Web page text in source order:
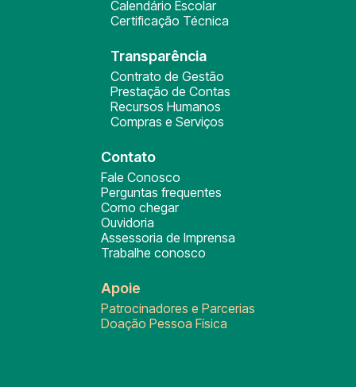
Calendário Escolar
Certificação Técnica
Transparência
Contrato de Gestão
Prestação de Contas
Recursos Humanos
Compras e Serviços
Contato
Fale Conosco
Perguntas frequentes
Como chegar
Ouvidoria
Assessoria de Imprensa
Trabalhe conosco
Apoie
Patrocinadores e Parcerias
Doação Pessoa Física